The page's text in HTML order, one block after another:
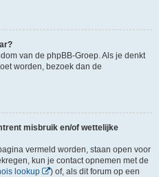
van de phpBB-Groep. Als je denkt
worden, bezoek dan de
misbruik en/of wettelijke
vermeld worden, staan open voor
kun je contact opnemen met de
lookup
) of, als dit forum op een